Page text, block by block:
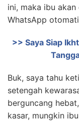
ini, maka ibu
WhatsApp
>> Saya Siap
Buk, saya tahu
setengah
berguncang
kasar, mungkin